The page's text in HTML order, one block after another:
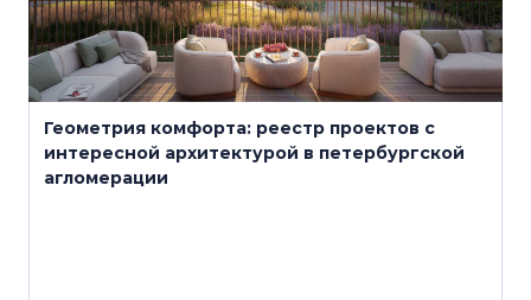
Геометрия комфорта: реестр проектов с
интересной архитектурой в петербургской
агломерации